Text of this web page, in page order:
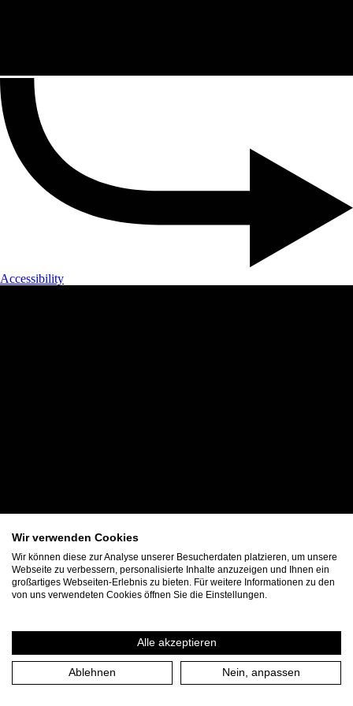
Accessibility
Wir verwenden Cookies
Wir können diese zur Analyse unserer Besucherdaten platzieren, um unsere
Webseite zu verbessern, personalisierte Inhalte anzuzeigen und Ihnen ein
großartiges Webseiten-Erlebnis zu bieten. Für weitere Informationen zu den
von uns verwendeten Cookies öffnen Sie die Einstellungen.
Alle akzeptieren
Ablehnen Nein, anpassen